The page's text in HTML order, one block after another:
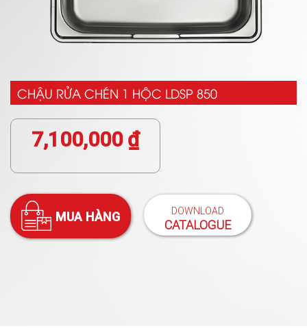
CHẬU RỬA CHÉN 1 HỘC LDSP 850
7,100,000 ₫
MUA HÀNG DOWNLOAD
CATALOGUE